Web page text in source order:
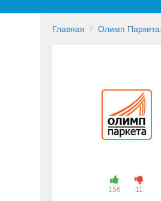
Главная Олимп
156
11